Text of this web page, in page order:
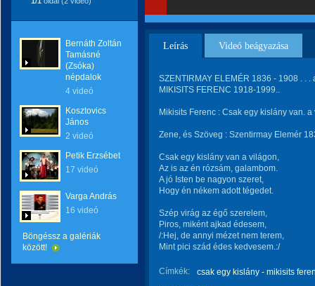
Bernáth Zoltán
Tamásné
(Zsóka)
népdalok
4 videó
Kosztovics
János
2 videó
Petik Erzsébet
17 videó
Varga András
16 videó
Böngéssz a galériák
között!
Leírás Videó beágyazása
SZENTIRMAY ELEMÉR 1836 - 1908 . . .
MIKISITS FERENC 1918-1999..
Mikisits Ferenc : Csak egy kislány van.
Zene, és Szöveg : Szentirmay Elemér
Csak egy kislány van a világon,
Az is az én rózsám, galambom.
A jó Isten be nagyon szeret,
Hogy én nékem adott tégedet.
Szép virág az égő szerelem,
Piros, miként ajkad édesem,
/:Hej, de annyi mézet nem terem,
Mint pici szád édes kedvesem.:/
Címkék:
csak egy kislány - mikisits